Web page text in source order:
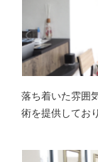
落ち着いた雰囲
術を提供してお